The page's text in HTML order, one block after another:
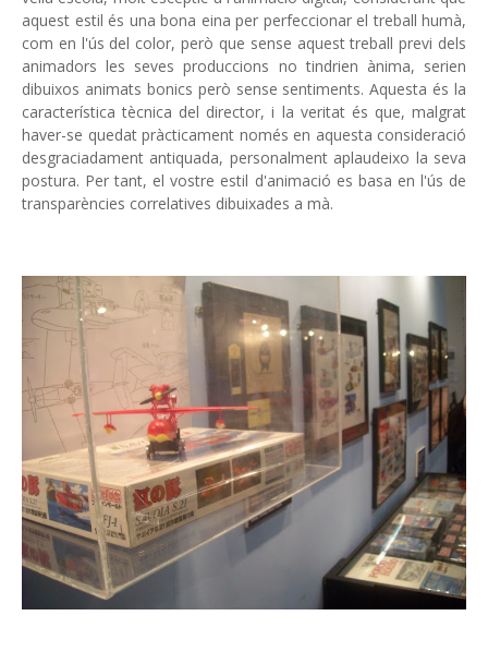
aquest estil és una bona eina per perfeccionar el treball humà,
com en l'ús del color, però que sense aquest treball previ dels
animadors les seves produccions no tindrien ànima, serien
dibuixos animats bonics però sense sentiments. Aquesta és la
característica tècnica del director, i la veritat és que, malgrat
haver-se quedat pràcticament només en aquesta consideració
desgraciadament antiquada, personalment aplaudeixo la seva
postura. Per tant, el vostre estil d'animació es basa en l'ús de
transparències correlatives dibuixades a mà.